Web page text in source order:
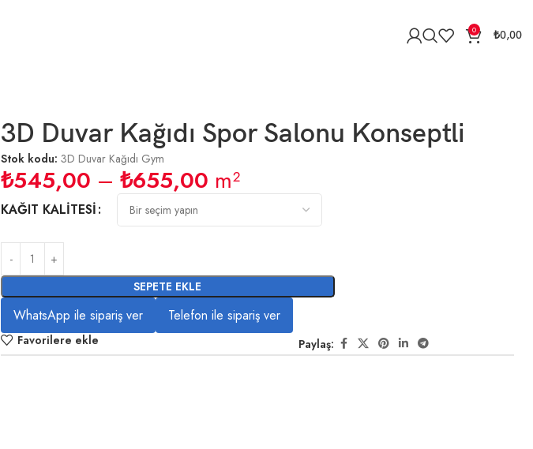
0 ₺0,00
3D Duvar Kağıdı Spor Salonu Konseptli
Stok kodu: 3D Duvar Kağıdı Gym
₺545,00 – ₺655,00 m²
KAĞIT KALITESI
SEPETE EKLE
WhatsApp ile sipariş ver Telefon ile sipariş ver
Favorilere ekle Paylaş: